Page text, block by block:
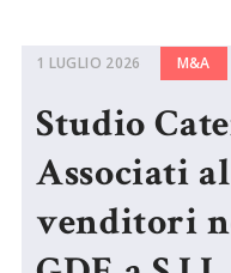
1 LUGLIO 2026 M&A
Studio
Associati
venditori